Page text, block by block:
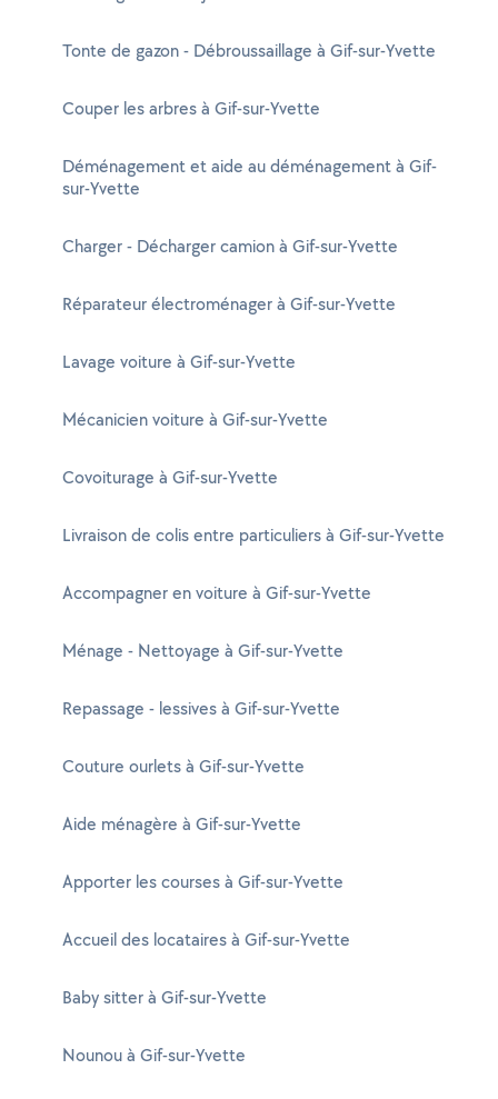
Tonte de gazon - Débroussaillage à Gif-sur-Yvette
Couper les arbres à Gif-sur-Yvette
Déménagement et aide au déménagement à Gif-
sur-Yvette
Charger - Décharger camion à Gif-sur-Yvette
Réparateur électroménager à Gif-sur-Yvette
Lavage voiture à Gif-sur-Yvette
Mécanicien voiture à Gif-sur-Yvette
Covoiturage à Gif-sur-Yvette
Livraison de colis entre particuliers à Gif-sur-Yvette
Accompagner en voiture à Gif-sur-Yvette
Ménage - Nettoyage à Gif-sur-Yvette
Repassage - lessives à Gif-sur-Yvette
Couture ourlets à Gif-sur-Yvette
Aide ménagère à Gif-sur-Yvette
Apporter les courses à Gif-sur-Yvette
Accueil des locataires à Gif-sur-Yvette
Baby sitter à Gif-sur-Yvette
Nounou à Gif-sur-Yvette